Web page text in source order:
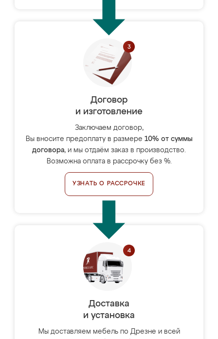
Договор
и изготовление
Заключаем договор,
Вы вносите предоплату в размере 10% от суммы
договора, и мы отдаём заказ в производство.
Возможна оплата в рассрочку без %.
УЗНАТЬ О РАССРОЧКЕ
Доставка
и установка
Мы доставляем мебель по Дрезне и всей